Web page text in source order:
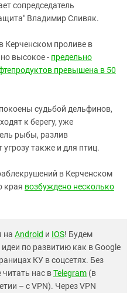
сопредседатель
Владимир Сливяк.
Керченском проливе в
высокое - предельно
превышена в 50
судьбой дельфинов,
к берегу, уже
рыбы, разлив
угрозу также и для птиц.
в Керченском
края возбуждено несколько
на Android и IOS! Будем
по развитию как в Google
КУ в соцсетях. Без
нас вTelegram (в
– с VPN). Через VPN